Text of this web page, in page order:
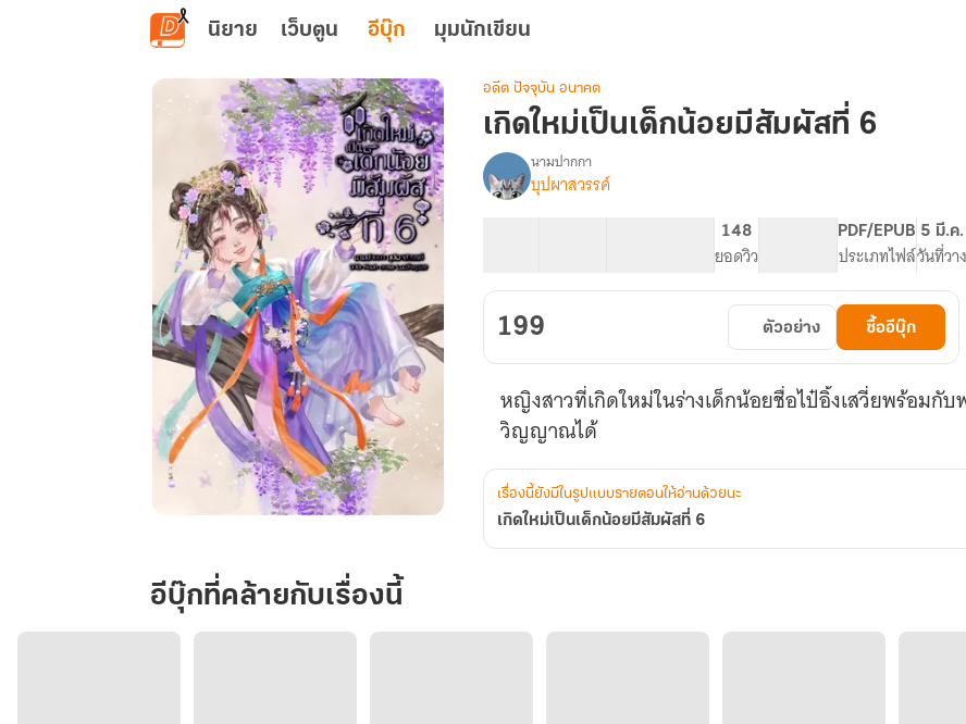
ข้ามไปยังเนื้อหาหลัก
นิยาย เว็บตูน อีบุ๊ก มุมนักเขียน
เป็น
เด็ก
น้อย
อดีต ปัจจุบัน อนาคต
เกิดใหม่เป็นเด็กน้อยมีสัมผัสที่ 6
เรื่อง
เกิด
น้อย
สัมผัส
ที่
นามปากกา
บุปผาสวรรค์
148
ยอดวิว
PDF/EPUB
ประเภทไฟล์
5 มี.ค
วันที่วา
199 ตัวอย่าง ซื้ออีบุ๊ก
หญิงสาวที่เกิดใหม่ในร่างเด็กน้อยชื่อไป๋อิ้งเสวี่ยพร้อมกับ
วิญญาณได้
เรื่องนี้ยังมีในรูปแบบรายตอนให้อ่านด้วยนะ
เกิดใหม่เป็นเด็กน้อยมีสัมผัสที่ 6
อีบุ๊กที่คล้ายกับเรื่องนี้